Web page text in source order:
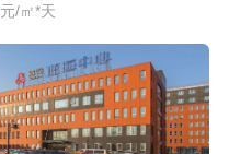
元/㎡*天